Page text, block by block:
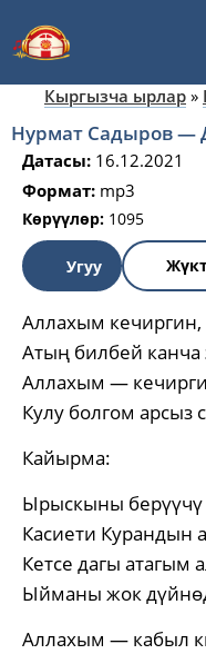
Кыргызча ырлар »
Нурмат Садыров —
Датасы: 16.12.2021
Формат: mp3
Көрүүлөр: 1095
Угуу
Аллахым кечиргин,
Атың билбей
Аллахым —
Кулу болгом арсыз
Кайырма:
Ырыскыны
Касиети Курандын
Кетсе дагы атагым
Ыйманы жок
Аллахым — кабыл